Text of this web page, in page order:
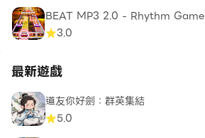
BEAT MP3 2.0 - Rhythm Game
3.0
最新遊戲
道友你好劍：群英集結
5.0